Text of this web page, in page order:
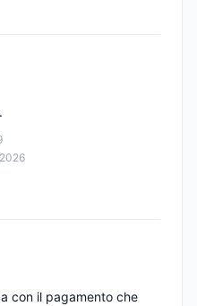
con il pagamento che